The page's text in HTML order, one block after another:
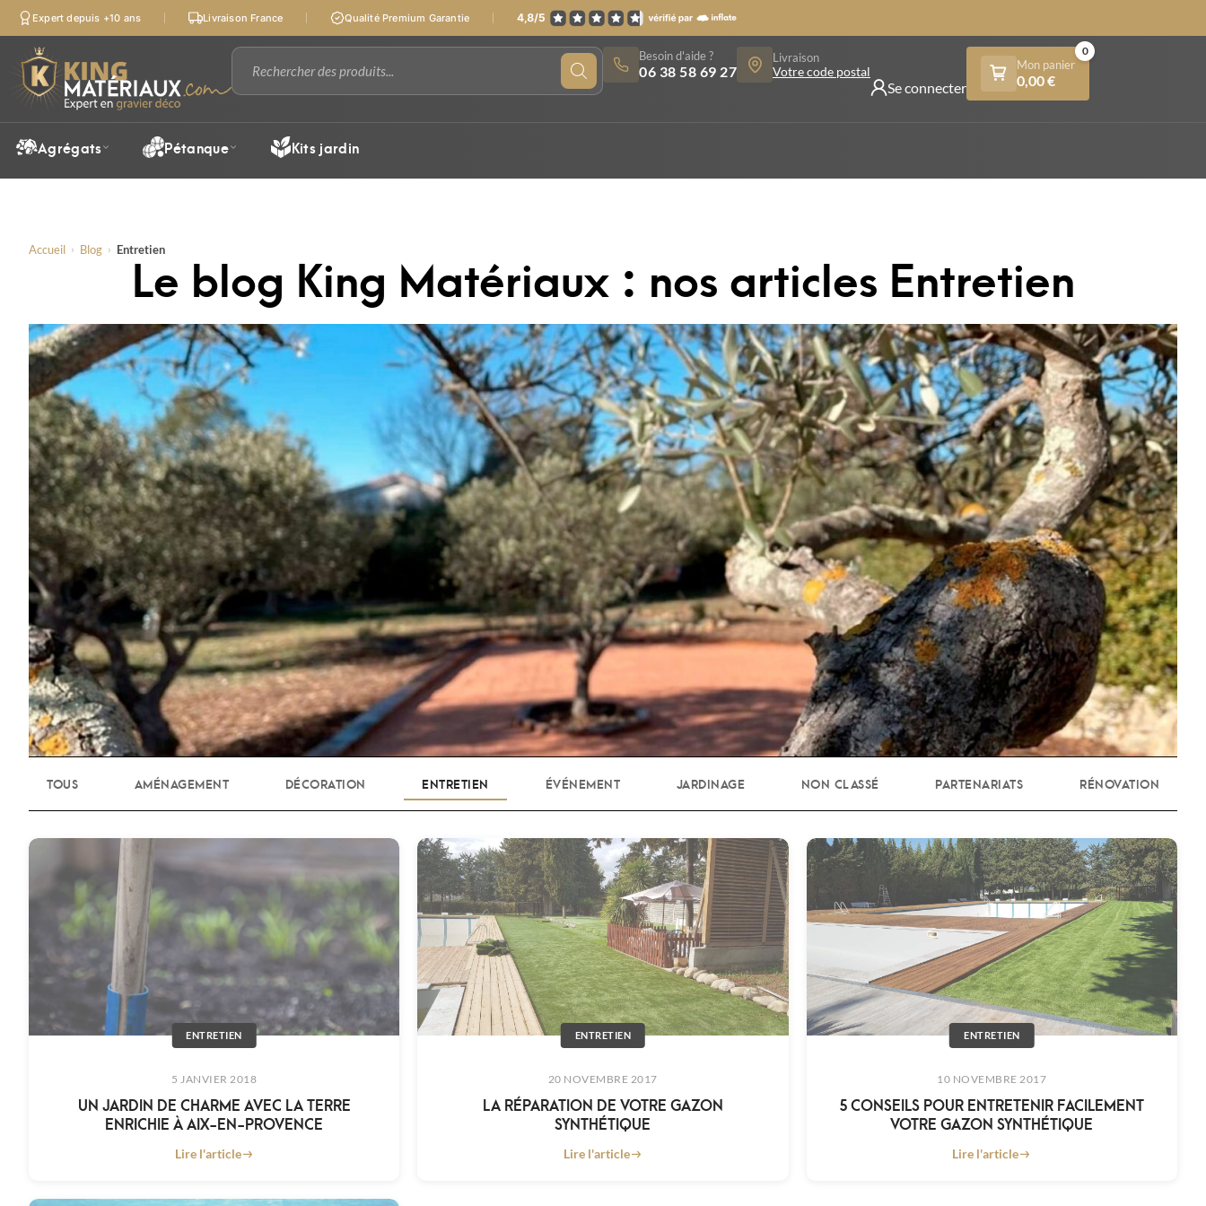
Expert depuis +10 ans Livraison France Qualité Premium Garantie
Besoin d'aide ?
06 38 58 69 27
Livraison
Votre code postal
Se connecter
Mon panier
0,00€
0
Agrégats Pétanque Kits jardin
Accueil › Blog › Entretien
Le blog King Matériaux : nos articles Entretien
TOUS AMÉNAGEMENT DÉCORATION ENTRETIEN ÉVÉNEMENT JARDINAGE NON CLASSÉ PARTENARIATS RÉNOVATION
ENTRETIEN
5 JANVIER 2018
UN JARDIN DE CHARME AVEC LA TERRE
ENRICHIE À AIX-EN-PROVENCE
Lire l'article
ENTRETIEN
20 NOVEMBRE 2017
LA RÉPARATION DE VOTRE GAZON
SYNTHÉTIQUE
Lire l'article
ENTRETIEN
10 NOVEMBRE 2017
5 CONSEILS POUR ENTRETENIR FACILEMENT
VOTRE GAZON SYNTHÉTIQUE
Lire l'article